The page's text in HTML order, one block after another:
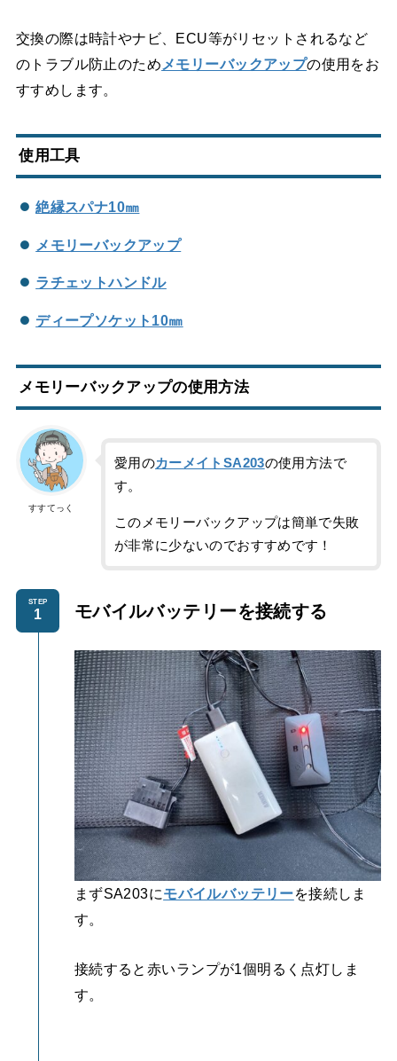
交換の際は時計やナビ、ECU等がリセットされるなど
のトラブル防止のため メモリーバックアップの使用をお
すすめします。
使用工具
絶縁スパナ10㎜
メモリーバックアップ
ラチェットハンドル
ディープソケット10㎜
メモリーバックアップの使用方法
すすてっく
愛用のカーメイトSA203の使用方法で
す。
このメモリーバックアップは簡単で失敗
が非常に少ないのでおすすめです！
STEP モバイルバッテリーを接続する
まずSA203にモバイルバッテリーを接続しま
す。
接続すると赤いランプが1個明るく点灯しま
す。